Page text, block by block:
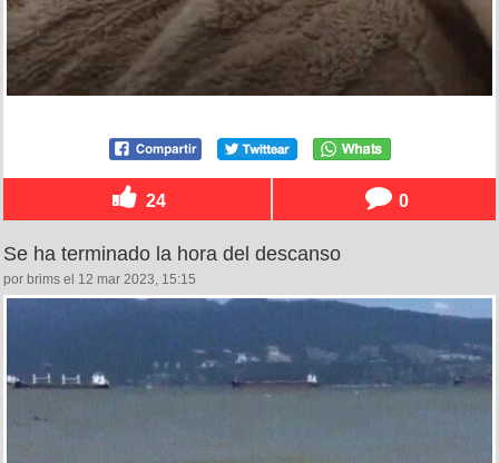
24 0
Se ha terminado la hora del descanso
por brims el 12 mar 2023, 15:15